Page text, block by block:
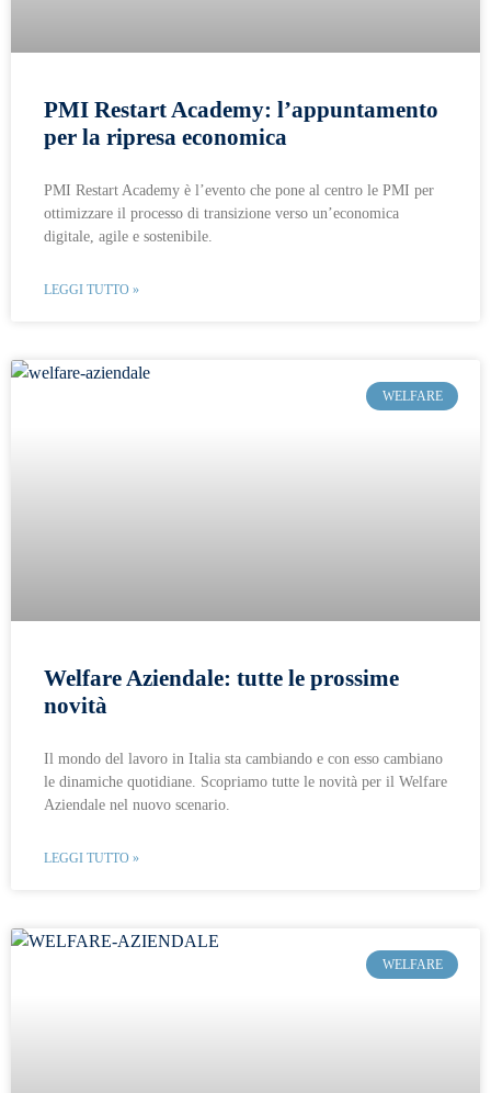
PMI Restart Academy: l’appuntamento
per la ripresa economica
PMI Restart Academy è l’evento che pone al centro le PMI per
ottimizzare il processo di transizione verso un’economica
digitale, agile e sostenibile.
LEGGI TUTTO »
WELFARE
Welfare Aziendale: tutte le prossime
novità
Il mondo del lavoro in Italia sta cambiando e con esso cambiano
le dinamiche quotidiane. Scopriamo tutte le novità per il Welfare
Aziendale nel nuovo scenario.
LEGGI TUTTO »
WELFARE